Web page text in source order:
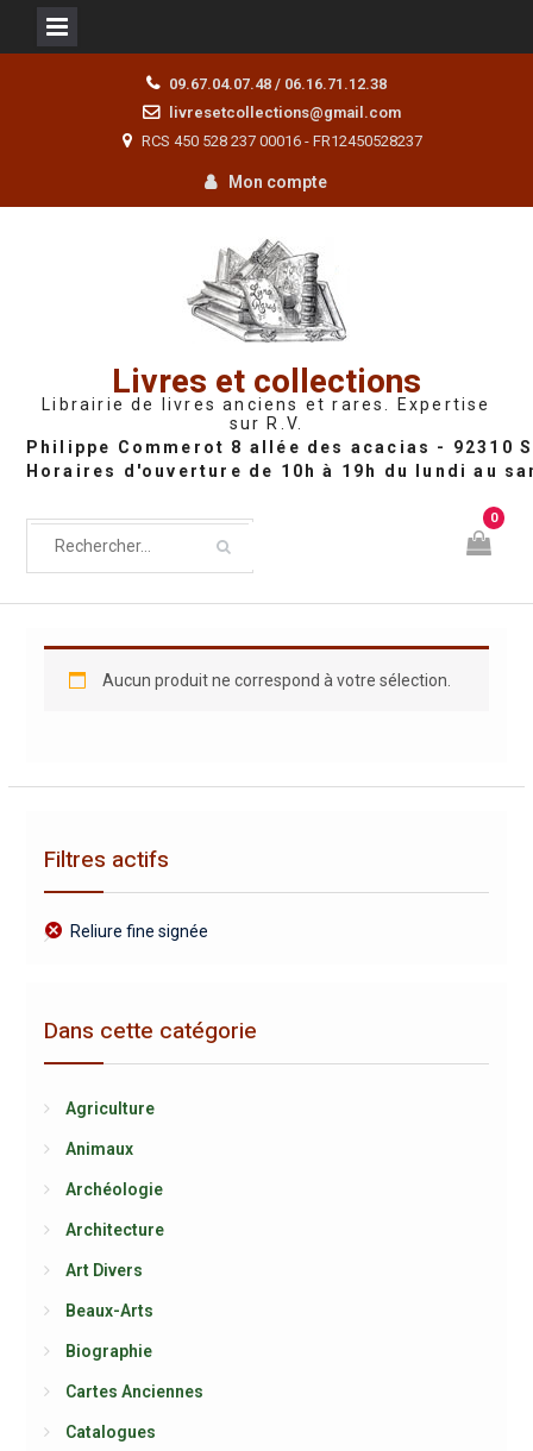
09.67.04.07.48 / 06.16.71.12.38
livresetcollections@gmail.com
RCS 450 528 237 00016 - FR12450528237
Mon compte
Livres et collections
Librairie de livres anciens et rares. Expertise
sur R.V.
0
Aucun produit ne correspond à votre sélection.
Filtres actifs
Reliure fine signée
Dans cette catégorie
Agriculture
Animaux
Archéologie
Architecture
Art Divers
Beaux-Arts
Biographie
Cartes Anciennes
Catalogues